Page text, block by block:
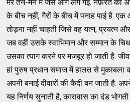
मेरे तन-मन में जैसे आग लग गई. नफ़रत का
के बीच नहीं, गैरों के बीच में पनाह पाई है.
तोड़ना नहीं चाहती जिसे वह यत्न, प्रयत्न
जब वहीं उसके स्वाभिमान और सम्मान के
उसका त्याग करने पर मजबूर हो जाती है.
हां पुरुष प्रधान समाज में हालत से
अपनी बनाई दीवारों की कैदी बन जाती है.
यह निर्णय सुनाती है, कारावास का दंड भोगती